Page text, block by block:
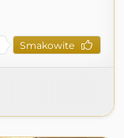
Smakowite